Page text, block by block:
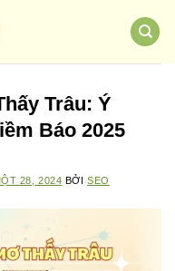
Trâu: Ý
Báo 2025
28, 2024 BỞISEO